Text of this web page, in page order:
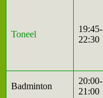
Toneel
19:45-
22:30
Badminton
20:00-
21:00